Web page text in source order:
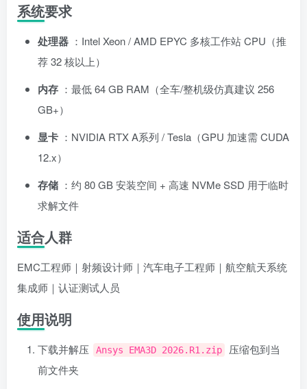
系统要求
处理器 ：Intel Xeon / AMD EPYC 多核工作站 CPU（推
荐 32 核以上）
内存 ：最低 64 GB RAM（全车/整机级仿真建议 256
GB+）
显卡 ：NVIDIA RTX A系列 / Tesla（GPU 加速需 CUDA
12.x）
存储 ：约 80 GB 安装空间 + 高速 NVMe SSD 用于临时
求解文件
适合人群
EMC工程师｜射频设计师｜汽车电子工程师｜航空航天系统
集成师｜认证测试人员
使用说明
下载并解压 Ansys EMA3D 2026.R1.zip
压缩包到当
前文件夹